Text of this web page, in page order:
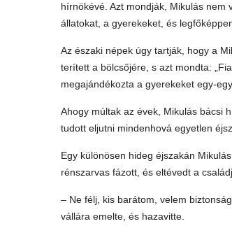
hírnökévé. Azt mondják, Mikulás
állatokat, a gyerekeket, és
Az északi népek úgy tartják, hogy a
terített a bölcsőjére, s azt mondta:
megajándékozta a gyerekeket egy-
Ahogy múltak az évek, Mikulás bácsi
tudott eljutni mindenhová egyetlen
Egy különösen hideg éjszakán
rénszarvas fázott, és eltévedt a
– Ne félj, kis barátom, velem
vállára emelte, és hazavitte.